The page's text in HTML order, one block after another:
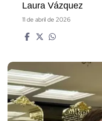
Laura Vázquez
11 de abril de 2026